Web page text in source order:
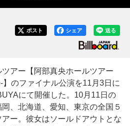
送る
シェア
ポスト
アー【阿部真央ホールツアー
】のファイナル公演を11月3日に
にて開催した。10月11日の
、北海道、愛知、東京の全国５
ー。彼女はソールドアウトとな